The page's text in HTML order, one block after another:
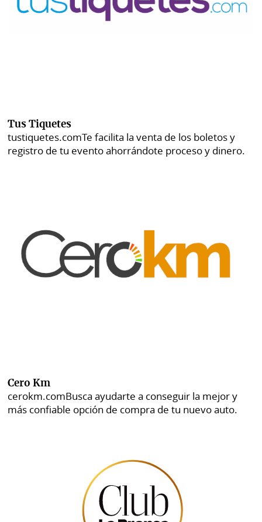
Tus Tiquetes
tustiquetes.comTe facilita la venta de los boletos y
registro de tu evento ahorrándote proceso y dinero.
Cero Km
cerokm.comBusca ayudarte a conseguir la mejor y
más confiable opción de compra de tu nuevo auto.